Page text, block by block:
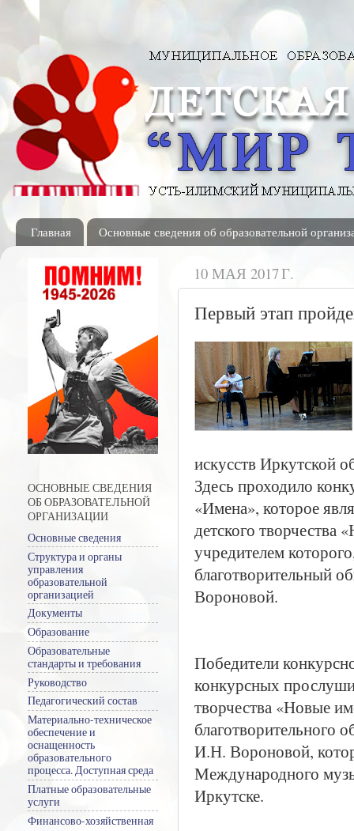
Главная Основные сведения об образовательной
10 МАЯ 2017 Г.
Первый этап
искусств Иркутской
Здесь проходило
«Имена», которое
детского творчества
учредителем
благотворительный
Вороновой.
Победители
конкурсных
творчества «Новые
благотворительного
И.Н. Вороновой,
Международного
Иркутске.
ОСНОВНЫЕ СВЕДЕНИЯ
ОБ ОБРАЗОВАТЕЛЬНОЙ
ОРГАНИЗАЦИИ
Основные сведения
Структура и органы
управления
образовательной
организацией
Документы
Образование
Образовательные
стандарты и требования
Руководство
Педагогический состав
Материально-техническое
обеспечение и
оснащенность
образовательного
процесса. Доступная среда
Платные образовательные
услуги
Финансово-хозяйственная